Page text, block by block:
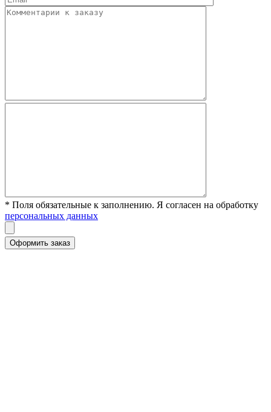
* Поля обязательные к заполнению. Я согласен на обработку
персональных данных